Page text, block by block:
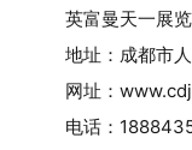
英富曼天一展
地址：成都市
网址：
电话：